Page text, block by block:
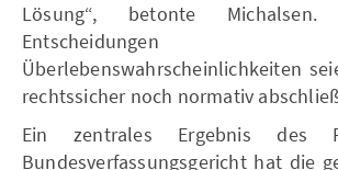
Lösung“, betonte Michalsen.
Überlebenswahrscheinlichkeiten
rechtssicher noch normativ
Ein zentrales Ergebnis des
Bundesverfassungsgericht hat die